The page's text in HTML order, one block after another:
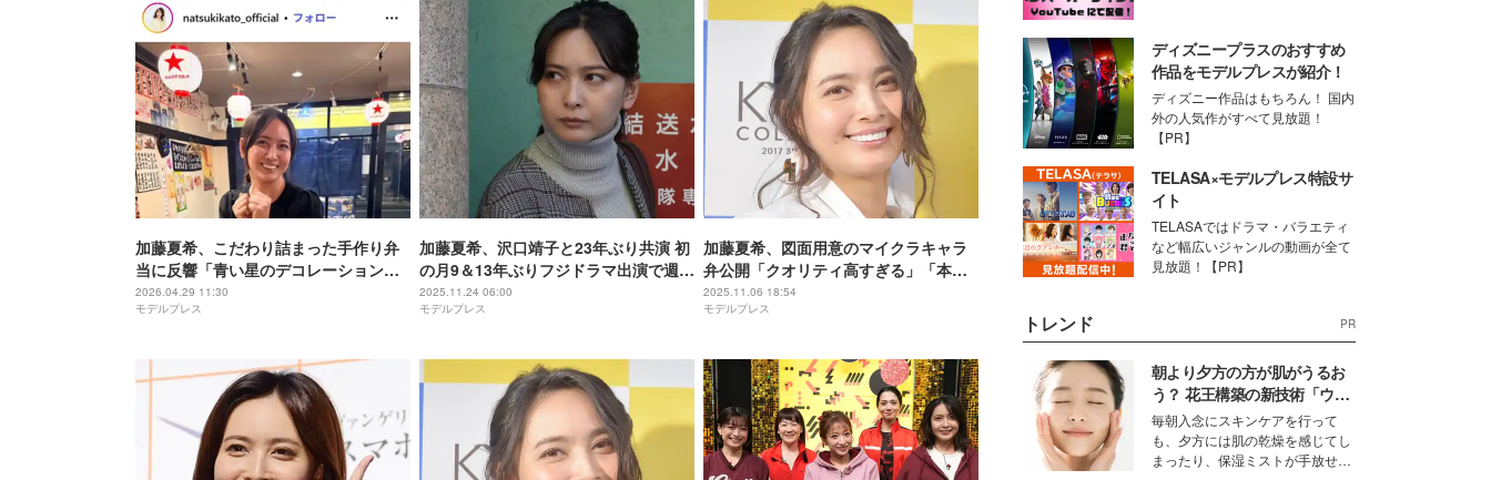
加藤夏希、こだわり詰まった手作り弁
当に反響「青い星のデコレーションが
斬新」「工夫がすごい」
2026.04.29 11:30
モデルプレス
加藤夏希、沢口靖子と23年ぶり共演 初
の月9＆13年ぶりフジドラマ出演で週刊
誌記者役に【絶対零度】
2025.11.24 06:00
モデルプレス
加藤夏希、図面用意のマイクラキャラ
弁公開「クオリティ高すぎる」「本気
度すごい」の声
2025.11.06 18:54
モデルプレス
ディズニープラスのおすすめ
作品をモデルプレスが紹介！
ディズニー作品はもちろん！ 国内
外の人気作がすべて見放題！
【PR】
TELASA×モデルプレス特設サ
イト
TELASAではドラマ・バラエティ
など幅広いジャンルの動画が全て
見放題！【PR】
トレンド PR
朝より夕方の方が肌がうるお
う？ 花王構築の新技術「ウォ
ーターキャプチャリングスキ
ン（捕水肌）」がスキンケア
の常識を変える予感
毎朝入念にスキンケアを行って
も、夕方には肌の乾燥を感じてし
まったり、保湿ミストが手放せな